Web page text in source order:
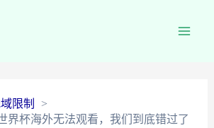
限制
界杯海外无法观看，我们到底错过了